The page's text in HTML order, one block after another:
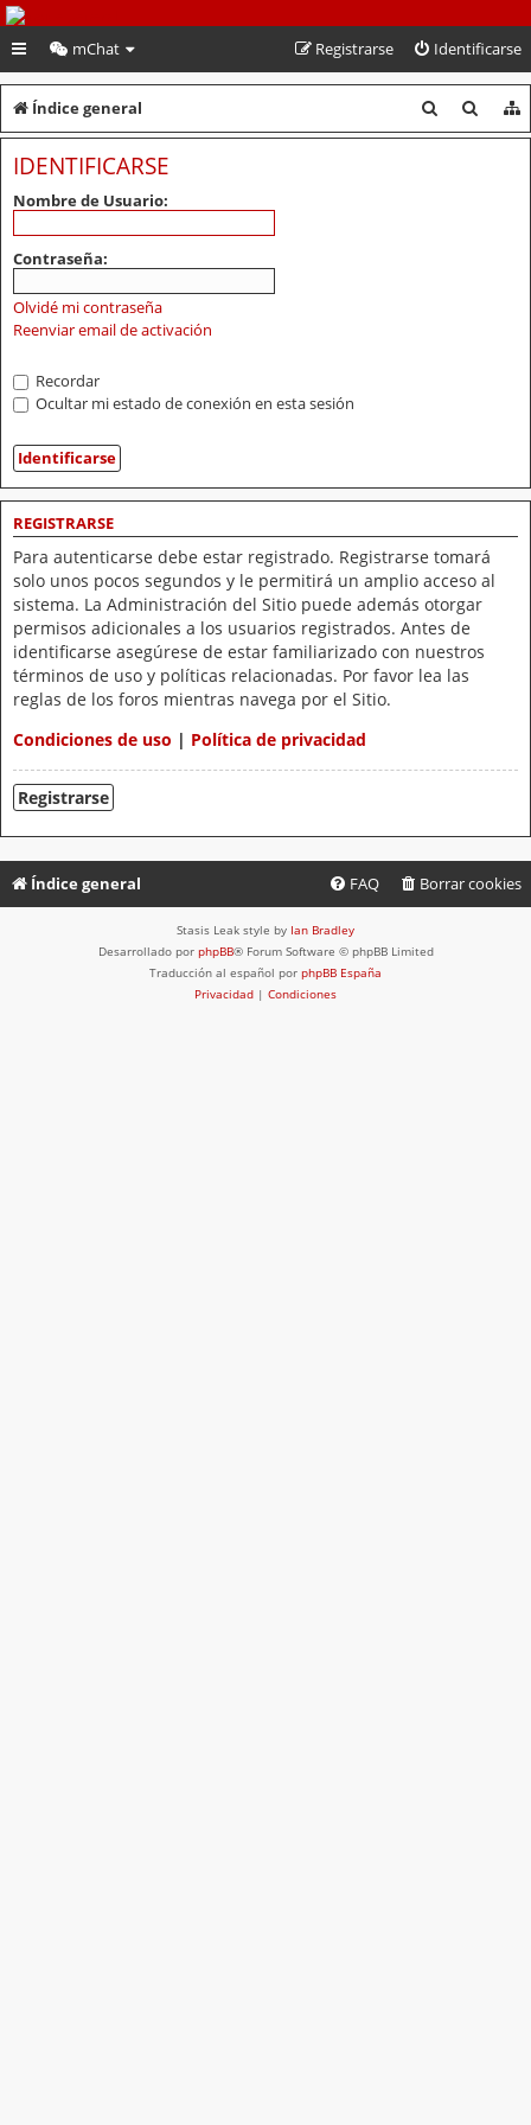
PeruVoley.com
mChat Identificarse
Registrarse
Índice general
u
u
IDENTIFICARSE
Nombre de Usuario:
Contraseña:
Olvidé mi contraseña
Reenviar email de activación
Recordar
Ocultar mi estado de conexión en esta sesión
REGISTRARSE
Para autenticarse debe estar registrado. Registrarse tomará
solo unos pocos segundos y le permitirá un amplio acceso al
sistema. La Administración del Sitio puede además otorgar
permisos adicionales a los usuarios registrados. Antes de
identificarse asegúrese de estar familiarizado con nuestros
términos de uso y políticas relacionadas. Por favor lea las
reglas de los foros mientras navega por el Sitio.
Condiciones de uso | Política de privacidad
Registrarse
Índice general Borrar cookies
FAQ
Stasis Leak style by Ian Bradley
Desarrollado por phpBB® Forum Software © phpBB Limited
Traducción al español por phpBB España
Privacidad | Condiciones